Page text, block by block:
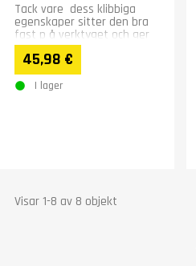
Tack vare dess klibbiga
egenskaper sitter den bra
fast p å verktyget och ger
utmärkt
bearbetningsresultat.
Lämplig för...
45,98 €
I lager
Visar 1-8 av 8 objekt